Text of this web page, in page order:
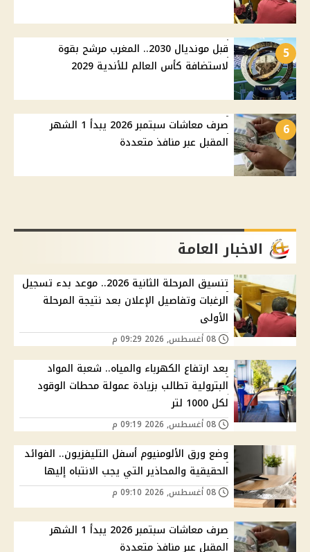
5
قبل مونديال 2030.. المغرب مرشح بقوة
لاستضافة كأس العالم للأندية 2029
6
صرف معاشات سبتمبر 2026 يبدأ 1 الشهر
المقبل عبر منافذ متعددة
الاخبار العامة
تنسيق المرحلة الثانية 2026.. موعد بدء تسجيل
الرغبات وتفاصيل الإعلان بعد نتيجة المرحلة
الأولى
بعد ارتفاع الكهرباء والمياه.. شعبة المواد
البترولية تطالب بزيادة عمولة محطات الوقود
لكل 1000 لتر
وضع ورق الألومنيوم أسفل التليفزيون.. الفوائد
الحقيقية والمحاذير التي يجب الانتباه إليها
صرف معاشات سبتمبر 2026 يبدأ 1 الشهر
المقبل عبر منافذ متعددة